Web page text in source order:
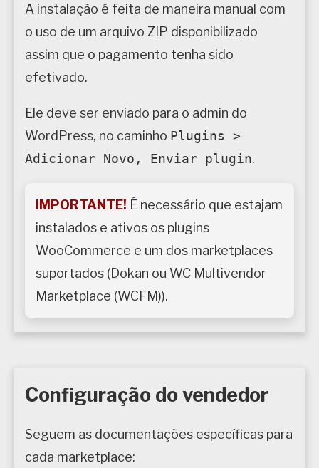
A instalação é feita de maneira manual com
o uso de um arquivo ZIP disponibilizado
assim que o pagamento tenha sido
efetivado.
Ele deve ser enviado para o admin do
WordPress, no caminho Plugins >
Adicionar Novo, Enviar plugin.
IMPORTANTE! É necessário que estajam
instalados e ativos os plugins
WooCommerce e um dos marketplaces
suportados (Dokan ou WC Multivendor
Marketplace (WCFM)).
Configuração do vendedor
Seguem as documentações específicas para
cada marketplace: